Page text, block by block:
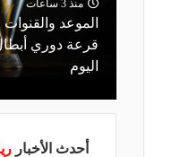
منذ 3 ساعات
الموعد والقنوات
قرعة دوري أبطال
اليوم
أحدث الأخبار